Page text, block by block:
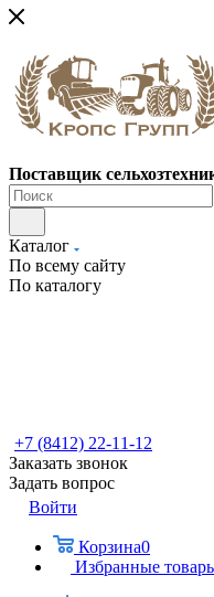
Поставщик
Каталог
По всему сайту
По каталогу
+7 (8412) 22-11-12
Заказать звонок
Задать вопрос
Войти
Корзина0
Избранные